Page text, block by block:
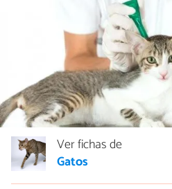
Ver fichas de
Gatos